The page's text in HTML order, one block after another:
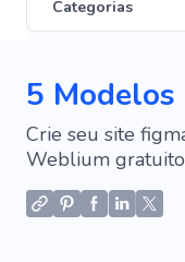
Categorias
5 Modelos
Crie seu site
Weblium